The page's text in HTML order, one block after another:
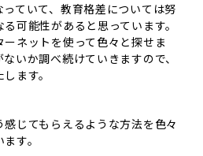
ていて、教育格差については努
可能性があると思っています。
ネットを使って色々と探せま
いか調べ続けていきますので、
ます。
感じてもらえるような方法を色々
す。